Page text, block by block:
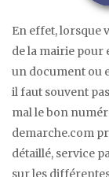
En effet, lorsque
de la mairie pour
un document ou
il faut souvent
mal le bon
demarche.com
détaillé, service
sur les